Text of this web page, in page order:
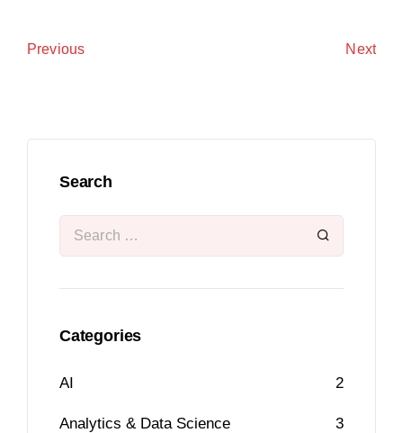
Previous Next
Search
Categories
AI 2
Analytics & Data Science 3